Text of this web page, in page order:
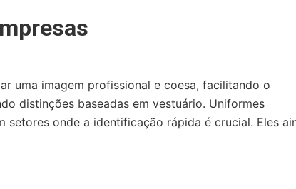
uma imagem profissional e coesa, facilitando o
distinções baseadas em vestuário. Uniformes
onde a identificação rápida é crucial. Eles